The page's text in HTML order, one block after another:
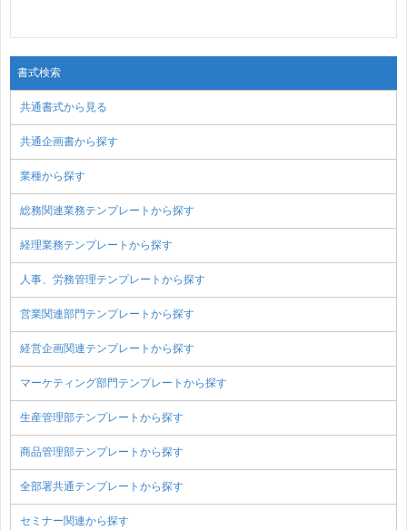
書式検索
共通書式から見る
共通企画書から探す
業種から探す
総務関連業務テンプレートから探す
経理業務テンプレートから探す
人事、労務管理テンプレートから探す
営業関連部門テンプレートから探す
経営企画関連テンプレートから探す
マーケティング部門テンプレートから探す
生産管理部テンプレートから探す
商品管理部テンプレートから探す
全部署共通テンプレートから探す
セミナー関連から探す